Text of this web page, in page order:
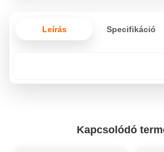
Leírás Specifikáció
Kapcsolódó